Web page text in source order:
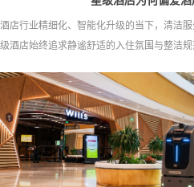
酒店行业精细化、智能化升级的当下，清洁
级酒店始终追求静谧舒适的入住氛围与整洁